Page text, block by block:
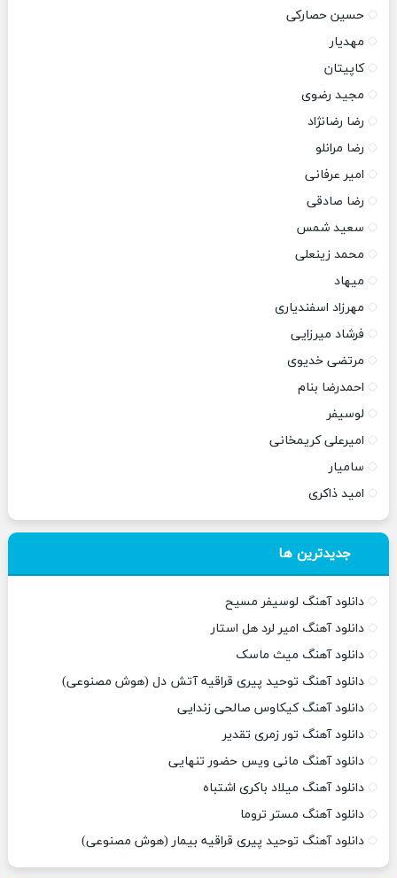
حسین حصارکی
مهدیار
کاپیتان
مجید رضوی
رضا رضانژاد
رضا مرانلو
امیر عرفانی
رضا صادقی
سعید شمس
محمد زینعلی
میهاد
مهرزاد اسفندیاری
فرشاد میرزایی
مرتضی خدیوی
احمدرضا بنام
لوسیفر
امیرعلی کریمخانی
سامیار
امید ذاکری
جدیدترین ها
دانلود آهنگ لوسیفر مسیح
دانلود آهنگ امیر لرد هل استار
دانلود آهنگ میث ماسک
دانلود آهنگ توحید پیری قراقیه آتش دل (هوش مصنوعی)
دانلود آهنگ کیکاوس صالحی زندایی
دانلود آهنگ تور زمری تقدیر
دانلود آهنگ مانی ویس حضور تنهایی
دانلود آهنگ میلاد باکری اشتباه
دانلود آهنگ مستر تروما
دانلود آهنگ توحید پیری قراقیه بیمار (هوش مصنوعی)